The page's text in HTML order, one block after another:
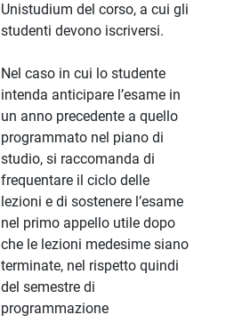
Unistudium del corso, a cui gli
studenti devono iscriversi.
Nel caso in cui lo studente
intenda anticipare l’esame in
un anno precedente a quello
programmato nel piano di
studio, si raccomanda di
frequentare il ciclo delle
lezioni e di sostenere l’esame
nel primo appello utile dopo
che le lezioni medesime siano
terminate, nel rispetto quindi
del semestre di
programmazione